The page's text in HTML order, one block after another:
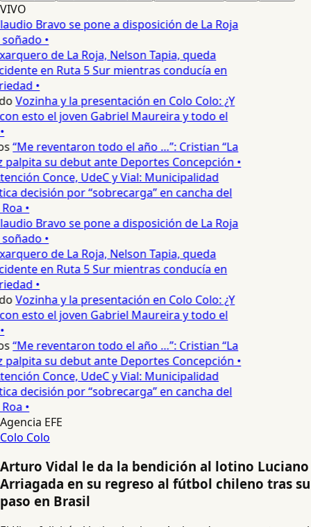
VIVO
Bravo se pone a disposición de La Roja
•
de La Roja, Nelson Tapia, queda
en Ruta 5 Sur mientras conducía en
•
Vozinha y la presentación en Colo Colo: ¿Y
esto el joven Gabriel Maureira y todo el
“Me reventaron todo el año …”: Cristian “La
palpita su debut ante Deportes Concepción •
Conce, UdeC y Vial: Municipalidad
decisión por “sobrecarga” en cancha del
•
Bravo se pone a disposición de La Roja
•
de La Roja, Nelson Tapia, queda
en Ruta 5 Sur mientras conducía en
•
Vozinha y la presentación en Colo Colo: ¿Y
esto el joven Gabriel Maureira y todo el
“Me reventaron todo el año …”: Cristian “La
palpita su debut ante Deportes Concepción •
Conce, UdeC y Vial: Municipalidad
decisión por “sobrecarga” en cancha del
•
Agencia EFE
Colo Colo
Arturo Vidal le da la bendición al lotino Luciano
Arriagada en su regreso al fútbol chileno tras su
paso en Brasil